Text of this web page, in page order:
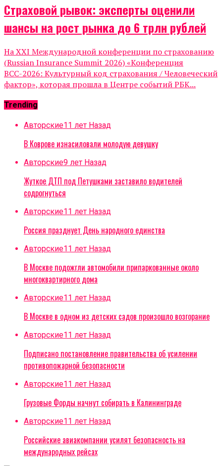
Страховой рывок: эксперты оценили
шансы на рост рынка до 6 трлн рублей
На XXI Международной конференции по страхованию
(Russian Insurance Summit 2026) «Конференция
ВСС-2026: Культурный код страхования / Человеческий
фактор», которая прошла в Центре событий РБК...
Trending
Авторские11 лет Назад
В Коврове изнасиловали молодую девушку
Авторские9 лет Назад
Жуткое ДТП под Петушками заставило водителей
содрогнуться
Авторские11 лет Назад
Россия празднует День народного единства
Авторские11 лет Назад
В Москве подожгли автомобили припаркованные около
многоквартирного дома
Авторские11 лет Назад
В Москве в одном из детских садов произошло возгорание
Авторские11 лет Назад
Подписано постановление правительства об усилении
противопожарной безопасности
Авторские11 лет Назад
Грузовые Форды начнут собирать в Калининграде
Авторские11 лет Назад
Российские авиакомпании усилят безопасность на
международных рейсах